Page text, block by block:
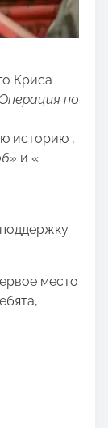
Криса
по
историю ,
и «
место